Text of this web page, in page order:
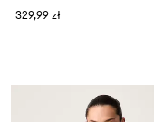
329,99 zł